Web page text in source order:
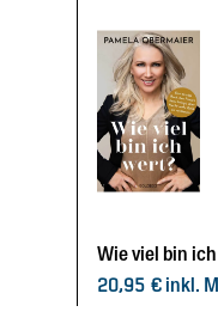
Wie viel bin
20,95 € inkl.